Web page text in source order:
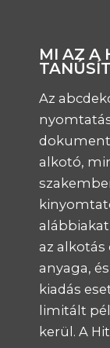
MI AZ A
Az
alkotó,
az alkotás
anyaga,
kiadás
limitált
kerül. A